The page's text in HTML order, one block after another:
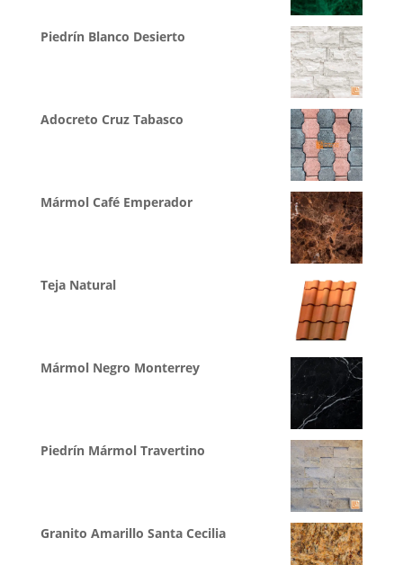
Piedrín Blanco Desierto
Adocreto Cruz Tabasco
Mármol Café Emperador
Teja Natural
Mármol Negro Monterrey
Piedrín Mármol Travertino
Granito Amarillo Santa Cecilia